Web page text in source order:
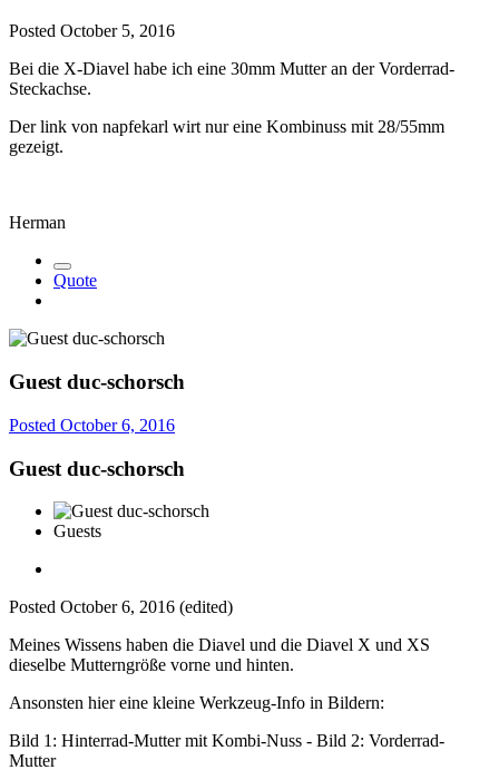
Posted October 5, 2016
Bei die X-Diavel habe ich eine 30mm Mutter an der Vorderrad-
Steckachse.
Der link von napfekarl wirt nur eine Kombinuss mit 28/55mm
gezeigt.
Herman
Quote
Guest duc-schorsch
Posted October 6, 2016
Guest duc-schorsch
Guests
Posted October 6, 2016 (edited)
Meines Wissens haben die Diavel und die Diavel X und XS
dieselbe Mutterngröße vorne und hinten.
Ansonsten hier eine kleine Werkzeug-Info in Bildern:
Bild 1: Hinterrad-Mutter mit Kombi-Nuss - Bild 2: Vorderrad-
Mutter